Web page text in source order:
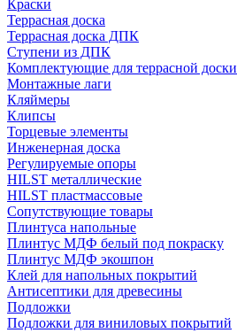
Краски
Террасная доска
Террасная доска ДПК
Ступени из ДПК
Комплектующие для террасной доски
Монтажные лаги
Кляймеры
Клипсы
Торцевые элементы
Инженерная доска
Регулируемые опоры
HILST металлические
HILST пластмассовые
Сопутствующие товары
Плинтуса напольные
Плинтус МДФ белый под покраску
Плинтус МДФ экошпон
Клей для напольных покрытий
Антисептики для древесины
Подложки
Подложки для виниловых покрытий